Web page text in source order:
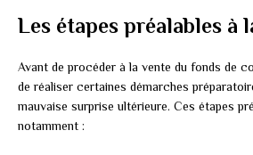
Les étapes préalables à
Avant de procéder à la vente du fonds de
de réaliser certaines démarches
mauvaise surprise ultérieure. Ces étapes
notamment :